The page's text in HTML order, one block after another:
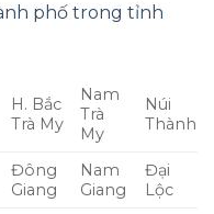
phố trong tỉnh
H. Bắc
Trà My
Nam
Trà
My
Núi
Thành
Đông
Giang
Nam
Giang
Đại
Lộc